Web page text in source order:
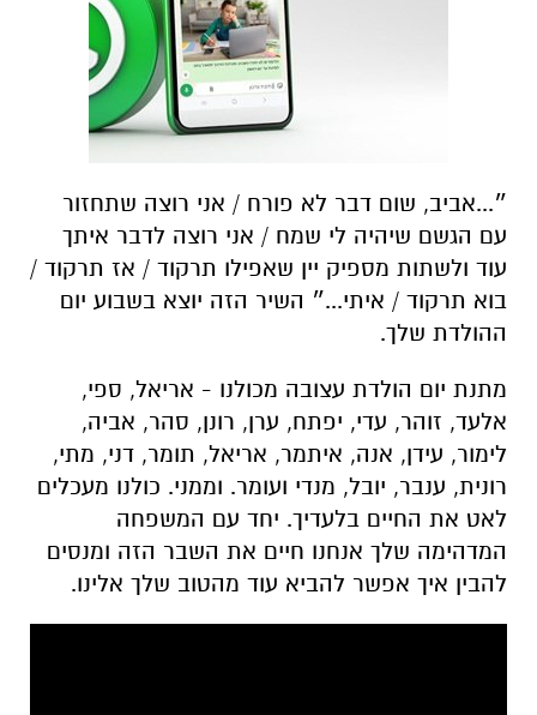
״...אביב, שום דבר לא פורח / אני רוצה שתחזור
עם הגשם שיהיה לי שמח / אני רוצה לדבר איתך
עוד ולשתות מספיק יין שאפילו תרקוד / אז תרקוד /
בוא תרקוד / איתי...״ השיר הזה יוצא בשבוע יום
ההולדת שלך.
מתנת יום הולדת עצובה מכולנו - אריאל, ספי,
אלעד, זוהר, עדי, יפתח, ערן, רונן, סהר, אביה,
לימור, עידן, אנה, איתמר, אריאל, תומר, דני, מתי,
רונית, ענבר, יובל, מנדי ועומר. וממני. כולנו מעכלים
לאט את החיים בלעדיך. יחד עם המשפחה
המדהימה שלך אנחנו חיים את השבר הזה ומנסים
להבין איך אפשר להביא עוד מהטוב שלך אלינו.